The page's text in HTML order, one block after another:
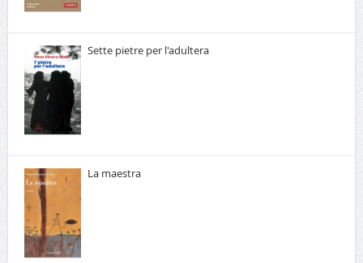
Sette pietre per l'adultera
La maestra